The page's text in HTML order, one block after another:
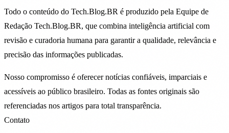
Todo o conteúdo do Tech.Blog.BR é produzido pela Equipe de
Redação Tech.Blog.BR, que combina inteligência artificial com
revisão e curadoria humana para garantir a qualidade, relevância e
precisão das informações publicadas.
Nosso compromisso é oferecer notícias confiáveis, imparciais e
acessíveis ao público brasileiro. Todas as fontes originais são
referenciadas nos artigos para total transparência.
Contato